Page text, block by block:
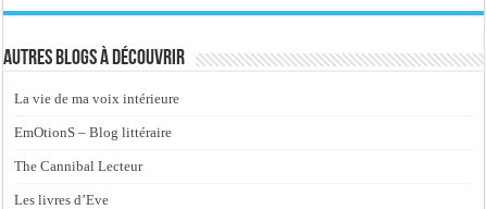
Autres blogs à découvrir
La vie de ma voix intérieure
EmOtionS – Blog littéraire
The Cannibal Lecteur
Les livres d’Eve